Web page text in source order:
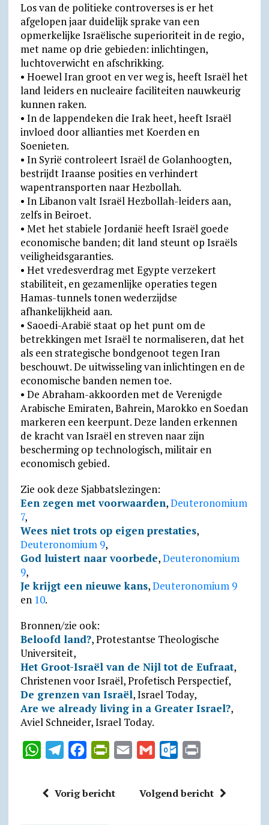
Los van de politieke controverses is er het
afgelopen jaar duidelijk sprake van een
opmerkelijke Israëlische superioriteit in de regio,
met name op drie gebieden: inlichtingen,
luchtoverwicht en afschrikking.
• Hoewel Iran groot en ver weg is, heeft Israël het
land leiders en nucleaire faciliteiten nauwkeurig
kunnen raken.
• In de lappendeken die Irak heet, heeft Israël
invloed door allianties met Koerden en
Soenieten.
• In Syrië controleert Israël de Golanhoogten,
bestrijdt Iraanse posities en verhindert
wapentransporten naar Hezbollah.
• In Libanon valt Israël Hezbollah-leiders aan,
zelfs in Beiroet.
• Met het stabiele Jordanië heeft Israël goede
econo­mi­sche banden; dit land steunt op Israëls
veilig­heids­garan­ties.
• Het vredesverdrag met Egypte verzekert
stabiliteit, en geza­men­lijke operaties tegen
Hamas-tunnels tonen wederzijdse
afhankelijkheid aan.
• Saoedi-Arabië staat op het punt om de
betrekkingen met Israël te normaliseren, dat het
als een stra­te­gi­sche bondgenoot tegen Iran
beschouwt. De uitwisseling van inlichtingen en de
economische banden nemen toe.
• De Abraham-akkoorden met de Verenigde
Arabische Emiraten, Bahrein, Marokko en Soedan
markeren een keerpunt. Deze landen erkennen
de kracht van Israël en streven naar zijn
bescherming op technologisch, militair en
economisch gebied.
Zie ook deze Sjabbatslezingen:
Een zegen met voorwaarden,Deuteronomium
7,
Wees niet trots op eigen prestaties,
Deuteronomium 9,
God luistert naar voorbede,Deuteronomium
9,
Je krijgt een nieuwe kans,Deuteronomium 9
en 10.
Bronnen/zie ook:
Beloofd land?, Protestantse Theologische
Universiteit,
Het Groot-Israël van de Nijl tot de Eufraat,
Christenen voor Israël, Profetisch Perspectief,
De grenzen van Israël, Israel Today,
Are we already living in a Greater Israel?,
Aviel Schneider, Israel Today.
W
s
T
g
b
t
l
l
o
t
Vorig bericht Volgend bericht